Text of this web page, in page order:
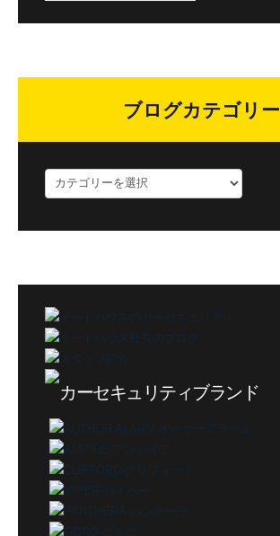
ブログカテゴリー
ロ
ー